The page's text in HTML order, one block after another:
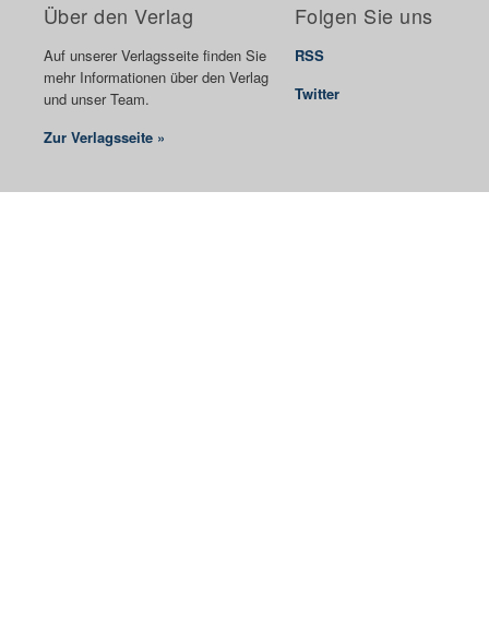
Über den Verlag
Auf unserer Verlagsseite finden Sie
mehr Informationen über den Verlag
und unser Team.
Zur Verlagsseite »
Folgen Sie uns
RSS
Twitter